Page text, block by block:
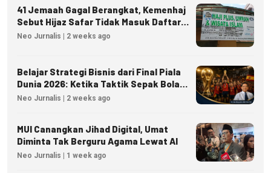
41 Jemaah Gagal Berangkat, Kemenhaj
Sebut Hijaz Safar Tidak Masuk Daftar
Resmi PPIU
Neo Jurnalis | 2 weeks ago
Belajar Strategi Bisnis dari Final Piala
Dunia 2026: Ketika Taktik Sepak Bola
Menjadi Inspirasi Kesuksesan Bisnis
Neo Jurnalis | 2 weeks ago
MUI Canangkan Jihad Digital, Umat
Diminta Tak Berguru Agama Lewat AI
Neo Jurnalis | 1 week ago